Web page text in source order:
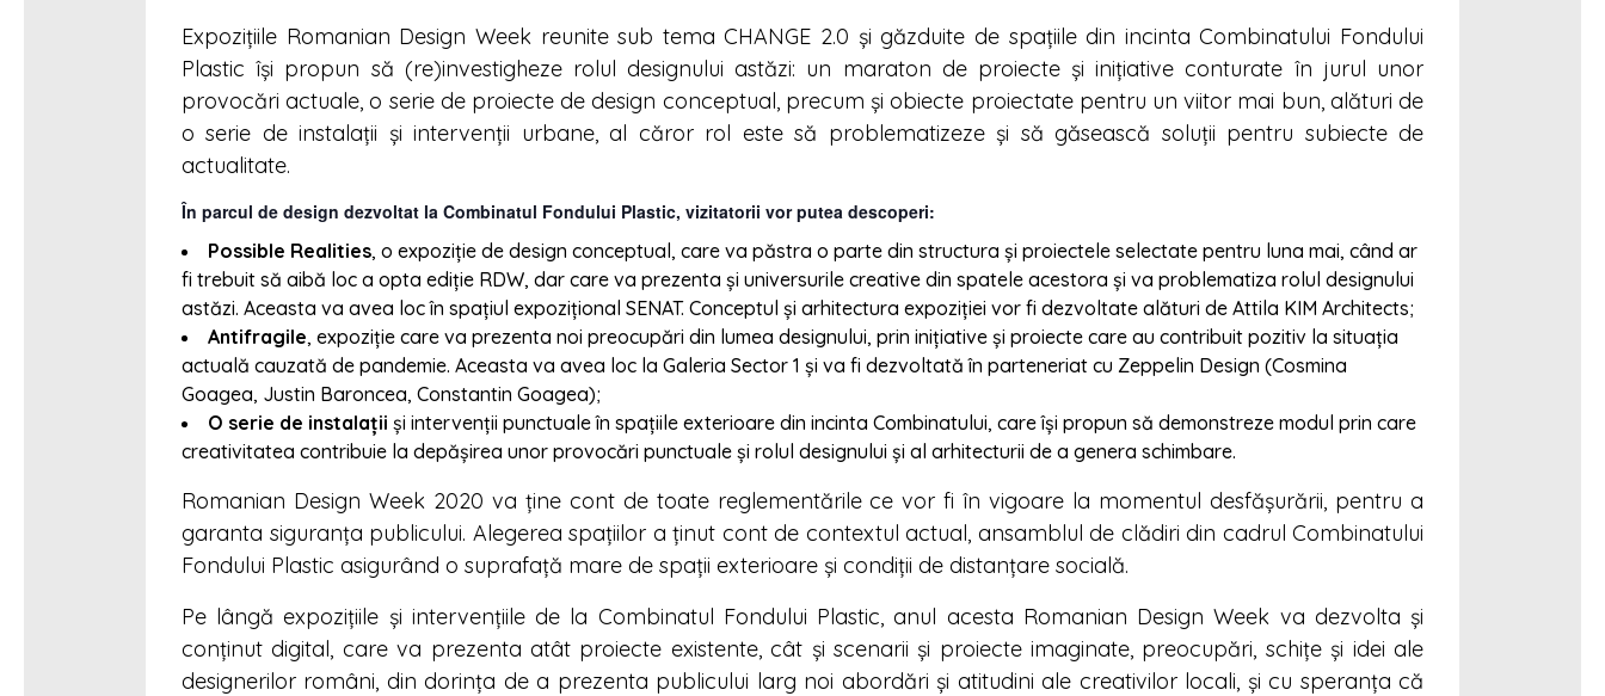
Expozițiile Romanian Design Week reunite sub tema CHANGE 2.0 și găzduite de spațiile din incinta Combinatului Fondului
Plastic își propun să (re)investigheze rolul designului astăzi: un maraton de proiecte și inițiative conturate în jurul unor
provocări actuale, o serie de proiecte de design conceptual, precum și obiecte proiectate pentru un viitor mai bun, alături de
o serie de instalații și intervenții urbane, al căror rol este să problematizeze și să găsească soluții pentru subiecte de
actualitate.
În parcul de design dezvoltat la Combinatul Fondului Plastic, vizitatorii vor putea descoperi:
Possible Realities, o expoziție de design conceptual, care va păstra o parte din structura și proiectele selectate pentru luna mai, când ar
fi trebuit să aibă loc a opta ediție RDW, dar care va prezenta și universurile creative din spatele acestora și va problematiza rolul designului
astăzi. Aceasta va avea loc în spațiul expozițional SENAT. Conceptul și arhitectura expoziției vor fi dezvoltate alături de Attila KIM Architects;
Antifragile, expoziție care va prezenta noi preocupări din lumea designului, prin inițiative și proiecte care au contribuit pozitiv la situația
actuală cauzată de pandemie. Aceasta va avea loc la Galeria Sector 1 și va fi dezvoltată în parteneriat cu Zeppelin Design (Cosmina
Goagea, Justin Baroncea, Constantin Goagea);
O serie de instalații și intervenții punctuale în spațiile exterioare din incinta Combinatului, care își propun să demonstreze modul prin care
creativitatea contribuie la depășirea unor provocări punctuale și rolul designului și al arhitecturii de a genera schimbare.
Romanian Design Week 2020 va ține cont de toate reglementările ce vor fi în vigoare la momentul desfășurării, pentru a
garanta siguranța publicului. Alegerea spațiilor a ținut cont de contextul actual, ansamblul de clădiri din cadrul Combinatului
Fondului Plastic asigurând o suprafață mare de spații exterioare și condiții de distanțare socială.
Pe lângă expozițiile și intervențiile de la Combinatul Fondului Plastic, anul acesta Romanian Design Week va dezvolta și
conținut digital, care va prezenta atât proiecte existente, cât și scenarii și proiecte imaginate, preocupări, schițe și idei ale
designerilor români, din dorința de a prezenta publicului larg noi abordări și atitudini ale creativilor locali, și cu speranța că